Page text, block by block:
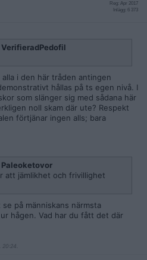
Reg: Apr 2017
Inlägg: 6 373
VerifieradPedofil
i den här tråden antingen
hållas på ts egen nivå. I
som slänger sig med sådana här
noll skam där ute? Respekt
förtjänar ingen alls; bara
Paleoketovor
att jämlikhet och frivillighet
på människans närmsta
hågen. Vad har du fått det där